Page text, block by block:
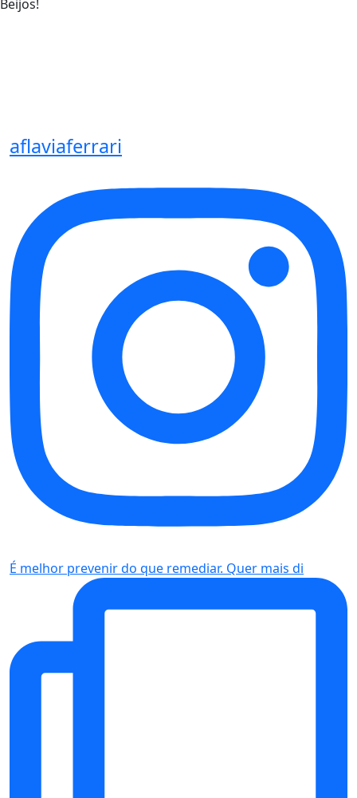
Beijos!
aflaviaferrari
É melhor prevenir do que remediar. Quer mais di